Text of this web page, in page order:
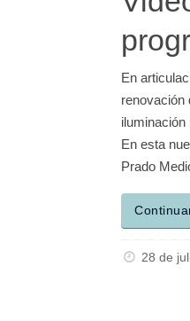
En
renovación
En esta
Prado
28 de